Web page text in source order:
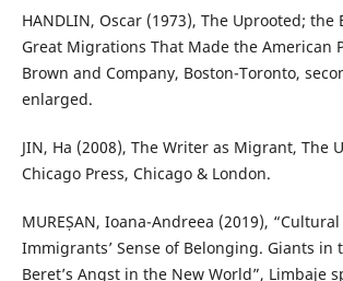
HANDLIN, Oscar (1973), The Uprooted; the
Great Migrations That Made the American
Brown and Company, Boston-Toronto,
enlarged.
JIN, Ha (2008), The Writer as Migrant, The
Chicago Press, Chicago & London.
MUREȘAN, Ioana-Andreea (2019),
Immigrants’ Sense of Belonging. Giants in
Beret’s Angst in the New World”, Limbaje